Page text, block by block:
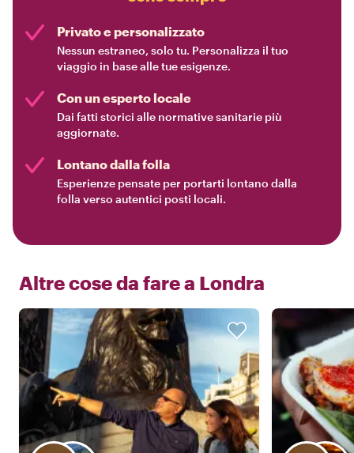
Privato e personalizzato
Nessun estraneo, solo tu. Personalizza il tuo
viaggio in base alle tue esigenze.
Con un esperto locale
Dai fatti storici alle normative sanitarie più
aggiornate.
Lontano dalla folla
Esperienze pensate per portarti lontano dalla
folla verso autentici posti locali.
Altre cose da fare a Londra